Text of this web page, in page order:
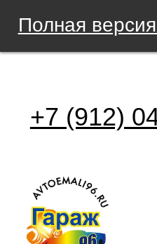
Полная
+7 (912)